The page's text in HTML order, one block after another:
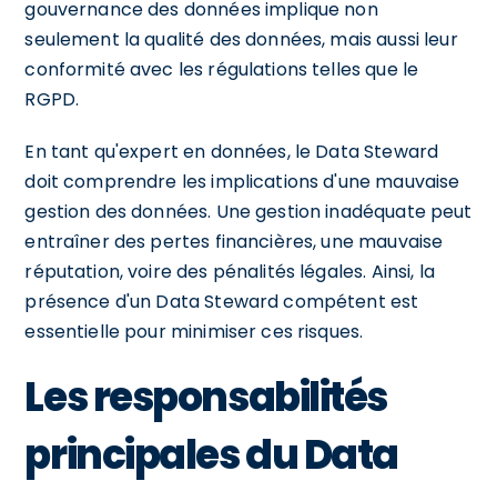
gouvernance des données implique non
seulement la qualité des données, mais aussi leur
conformité avec les régulations telles que le
RGPD.
En tant qu'expert en données, le Data Steward
doit comprendre les implications d'une mauvaise
gestion des données. Une gestion inadéquate peut
entraîner des pertes financières, une mauvaise
réputation, voire des pénalités légales. Ainsi, la
présence d'un Data Steward compétent est
essentielle pour minimiser ces risques.
Les responsabilités
principales du Data